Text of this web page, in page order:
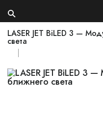
LASER JET BiLED 3 —
света